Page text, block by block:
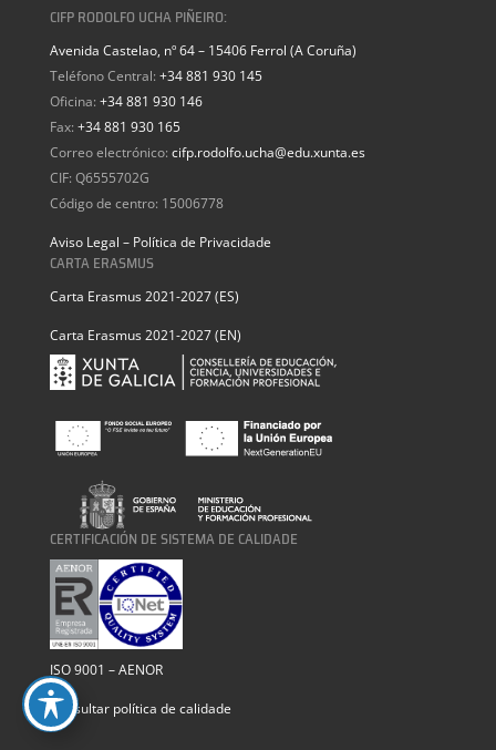
CIFP RODOLFO UCHA PIÑEIRO:
Avenida Castelao, nº 64 – 15406 Ferrol (A Coruña)
Teléfono Central: +34 881 930 145
Oficina: +34 881 930 146
Fax: +34 881 930 165
Correo electrónico: cifp.rodolfo.ucha@edu.xunta.es
CIF: Q6555702G
Código de centro: 15006778
Aviso Legal – Política de Privacidade
CARTA ERASMUS
Carta Erasmus 2021-2027 (ES)
Carta Erasmus 2021-2027 (EN)
CERTIFICACIÓN DE SISTEMA DE CALIDADE
ISO 9001 – AENOR
Consultar política de calidade